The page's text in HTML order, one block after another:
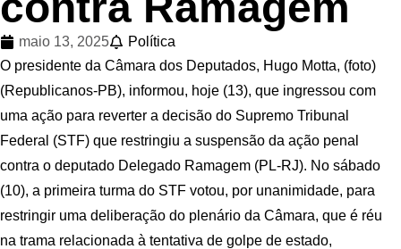
maio 13, 2025
Política
O presidente da Câmara dos Deputados, Hugo Motta, (foto)
(Republicanos-PB), informou, hoje (13), que ingressou com
uma ação para reverter a decisão do Supremo Tribunal
Federal (STF) que restringiu a suspensão da ação penal
contra o deputado Delegado Ramagem (PL-RJ). No sábado
(10), a primeira turma do STF votou, por unanimidade, para
restringir uma deliberação do plenário da Câmara, que é réu
na trama relacionada à tentativa de golpe de estado,